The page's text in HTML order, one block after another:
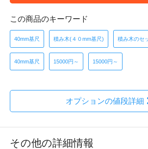
この商品のキーワード
40mm基尺 積み木(４０mm基尺) 積み木のセ
40mm基尺 15000円～ 15000円～
オプションの値段詳細
その他の詳細情報